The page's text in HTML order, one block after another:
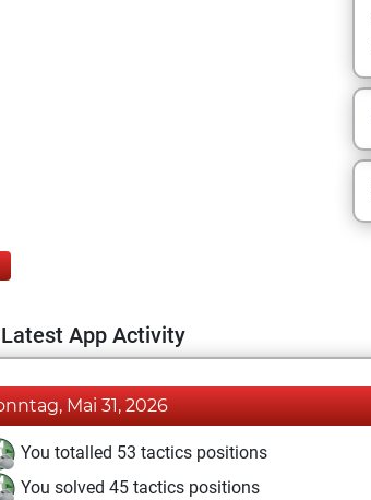
App Activity
Mai 31, 2026
You totalled 53 tactics positions
You solved 45 tactics positions